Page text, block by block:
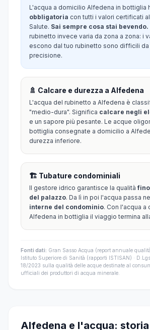
L'acqua a domicilio Alfedena in bottiglia
obbligatoria con tutti i valori certificati
Salute. Sai sempre cosa stai bevendo.
rubinetto invece varia da zona a zona: i
escono dal tuo rubinetto sono difficili
precisione.
🚿 Calcare e durezza a Alfedena
L'acqua del rubinetto a Alfedena è
"medio-dura". Significa calcare negli
e un sapore più pesante. Le acque
bottiglia consegnate a domicilio a
durezza inferiore.
🏗️ Tubature condominiali
Il gestore idrico garantisce la qualità
del palazzo. Da lì in poi l'acqua passa
interne del condominio. Con l'acqua a
Alfedena in bottiglia il viaggio termina
Fonti dati: Gran Sasso Acqua (report annuale
Istituto Superiore di Sanità (rapporti ISTISAN) ·
18/2023 sulla qualità delle acque destinate al
ufficiali dei produttori di acqua minerale.
Alfedena e l'acqua: